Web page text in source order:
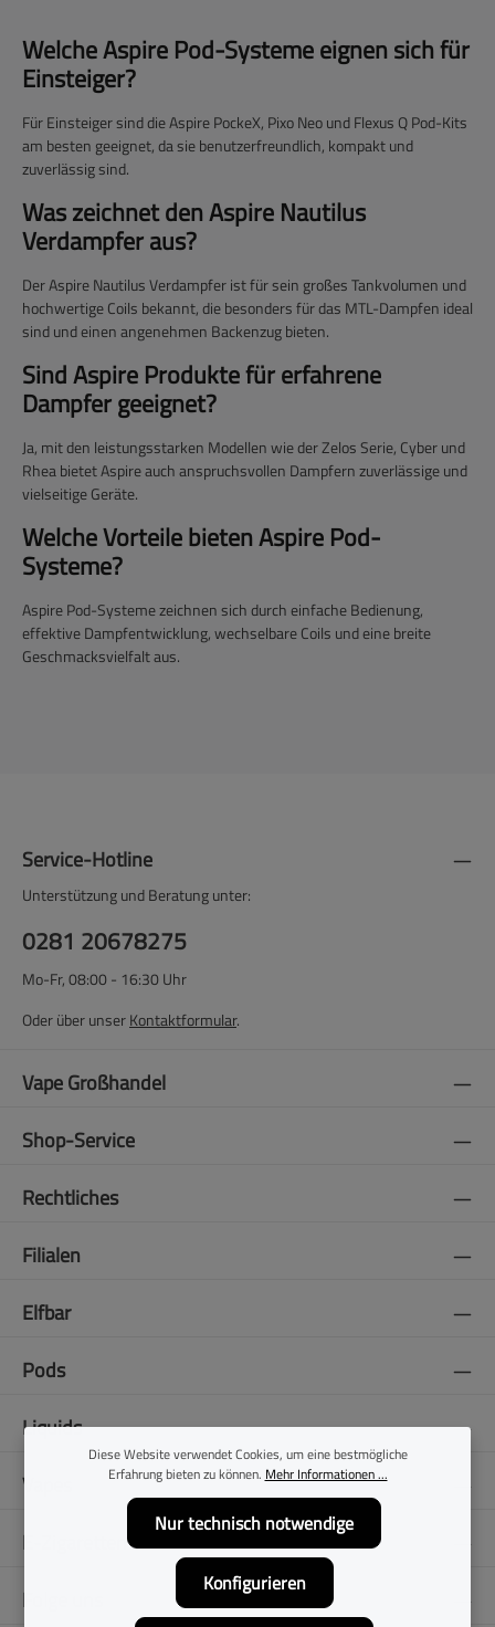
Welche Aspire Pod-Systeme eignen sich für
Einsteiger?
Für Einsteiger sind die Aspire PockeX, Pixo Neo und Flexus Q Pod-Kits
am besten geeignet, da sie benutzerfreundlich, kompakt und
zuverlässig sind.
Was zeichnet den Aspire Nautilus
Verdampfer aus?
Der Aspire Nautilus Verdampfer ist für sein großes Tankvolumen und
hochwertige Coils bekannt, die besonders für das MTL-Dampfen ideal
sind und einen angenehmen Backenzug bieten.
Sind Aspire Produkte für erfahrene
Dampfer geeignet?
Ja, mit den leistungsstarken Modellen wie der Zelos Serie, Cyber und
Rhea bietet Aspire auch anspruchsvollen Dampfern zuverlässige und
vielseitige Geräte.
Welche Vorteile bieten Aspire Pod-
Systeme?
Aspire Pod-Systeme zeichnen sich durch einfache Bedienung,
effektive Dampfentwicklung, wechselbare Coils und eine breite
Geschmacksvielfalt aus.
Service-Hotline
Unterstützung und Beratung unter:
0281 20678275
Mo-Fr, 08:00 - 16:30 Uhr
Oder über unserKontaktformular.
Vape Großhandel
Shop-Service
Rechtliches
Filialen
Elfbar
Pods
Liquids
Vapes
E-Zigaretten
Folge uns
Diese Website verwendet Cookies, um eine bestmögliche
Erfahrung bieten zu können. Mehr Informationen ...
Nur technisch notwendige
Konfigurieren